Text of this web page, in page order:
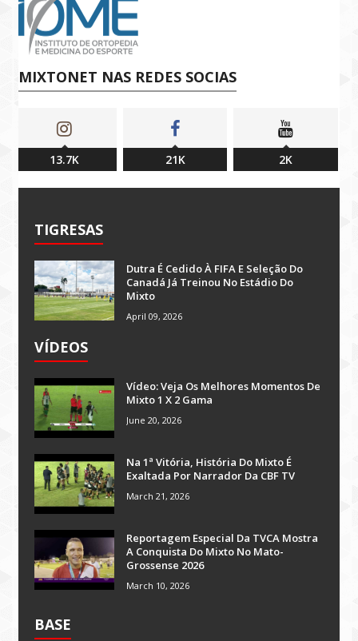
MIXTONET NAS REDES SOCIAS
13.7K 21K 2K
TIGRESAS
Dutra É Cedido À FIFA E Seleção Do
Canadá Já Treinou No Estádio Do
Mixto
April 09, 2026
VÍDEOS
Vídeo: Veja Os Melhores Momentos De
Mixto 1 X 2 Gama
June 20, 2026
Na 1ª Vitória, História Do Mixto É
Exaltada Por Narrador Da CBF TV
March 21, 2026
Reportagem Especial Da TVCA Mostra
A Conquista Do Mixto No Mato-
Grossense 2026
March 10, 2026
BASE